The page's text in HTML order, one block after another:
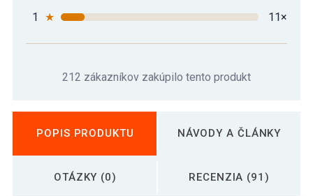
plast, čierna, 24 kg
plast, čierna, 30 kg
1
★ 11×
212 zákazníkov zakúpilo tento produkt
POPIS PRODUKTU NÁVODY A ČLÁNKY
OTÁZKY (0) RECENZIA (91)